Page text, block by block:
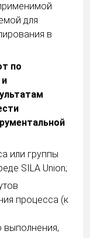
для
в
по
или группы
SILA Union;
процесса (к
выполнения,